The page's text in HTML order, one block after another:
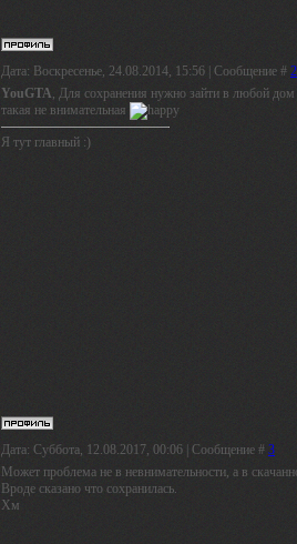
Дата: Воскресенье, 24.08.2014, 15:56 | Сообщение # 2
YouGTA, Для сохранения нужно зайти в любой
такая не внимательная
Я тут главный :)
Дата: Суббота, 12.08.2017, 00:06 | Сообщение # 3
Может проблема не в невнимательности, а в
Вроде сказано что сохранилась.
Хм